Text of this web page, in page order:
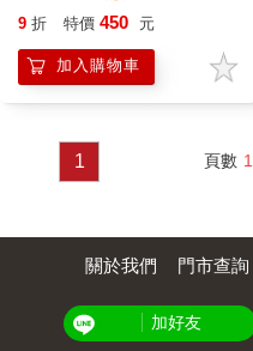
9 折 特價 450 元
加入購物車
1 頁數 1
關於我們 門市查詢
加好友